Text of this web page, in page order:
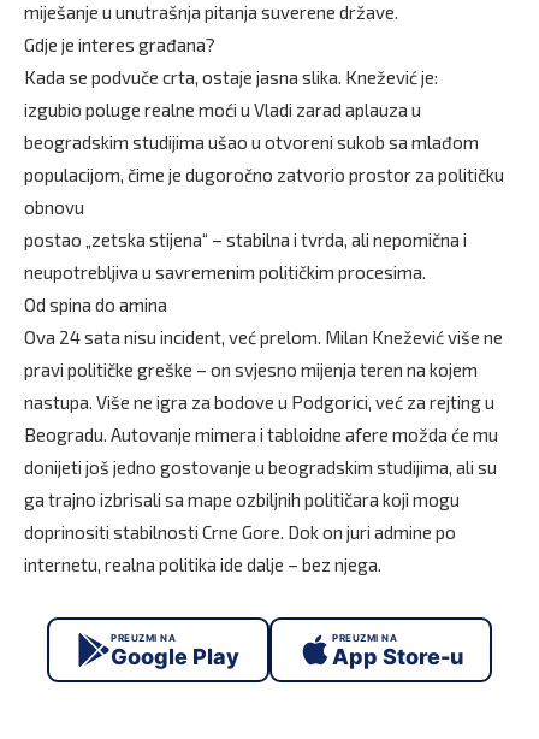
miješanje u unutrašnja pitanja suverene države.
Gdje je interes građana?
Kada se podvuče crta, ostaje jasna slika. Knežević je:
izgubio poluge realne moći u Vladi zarad aplauza u
beogradskim studijima ušao u otvoreni sukob sa mlađom
populacijom, čime je dugoročno zatvorio prostor za političku
obnovu
postao „zetska stijena“ – stabilna i tvrda, ali nepomična i
neupotrebljiva u savremenim političkim procesima.
Od spina do amina
Ova 24 sata nisu incident, već prelom. Milan Knežević više ne
pravi političke greške – on svjesno mijenja teren na kojem
nastupa. Više ne igra za bodove u Podgorici, već za rejting u
Beogradu. Autovanje mimera i tabloidne afere možda će mu
donijeti još jedno gostovanje u beogradskim studijima, ali su
ga trajno izbrisali sa mape ozbiljnih političara koji mogu
doprinositi stabilnosti Crne Gore. Dok on juri admine po
internetu, realna politika ide dalje – bez njega.
PREUZMI NA
Google Play
PREUZMI NA
App Store-u